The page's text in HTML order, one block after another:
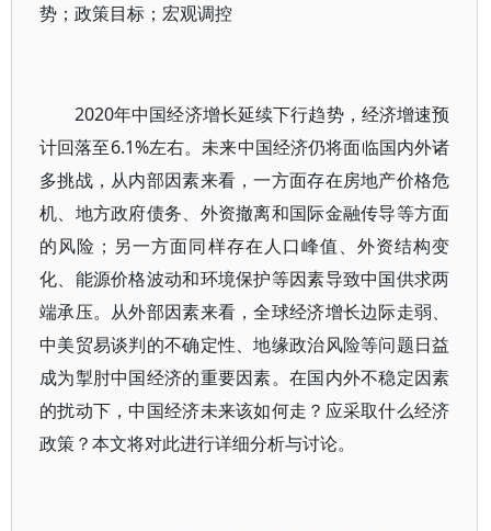
势；政策目标；宏观调控
2020年中国经济增长延续下行趋势，经济增速预
计回落至6.1%左右。未来中国经济仍将面临国内外诸
多挑战，从内部因素来看，一方面存在房地产价格危
机、地方政府债务、外资撤离和国际金融传导等方面
的风险；另一方面同样存在人口峰值、外资结构变
化、能源价格波动和环境保护等因素导致中国供求两
端承压。从外部因素来看，全球经济增长边际走弱、
中美贸易谈判的不确定性、地缘政治风险等问题日益
成为掣肘中国经济的重要因素。在国内外不稳定因素
的扰动下，中国经济未来该如何走？应采取什么经济
政策？本文将对此进行详细分析与讨论。